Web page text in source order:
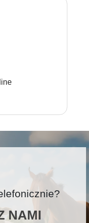
NAMI